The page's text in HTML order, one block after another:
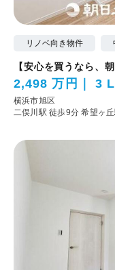
リノベ向き物件
【安心を買うなら、
2,498 万円 3
横浜市旭区
二俣川駅 徒歩9分希望ヶ